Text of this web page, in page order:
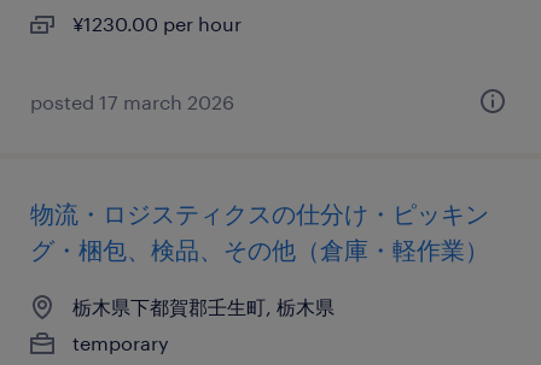
¥1230.00 per hour
posted 17 march 2026
物流・ロジスティクスの仕分け・ピッキン
グ・梱包、検品、その他（倉庫・軽作業）
栃木県下都賀郡壬生町, 栃木県
temporary